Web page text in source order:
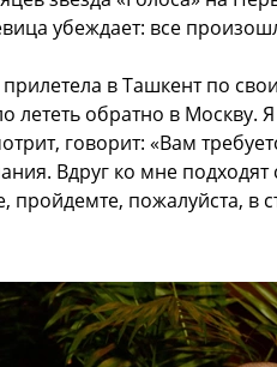
убеждает: все
в Ташкент по
обратно в Москву.
говорит: «Вам
Вдруг ко мне подходят
пройдемте, пожалуйста, в